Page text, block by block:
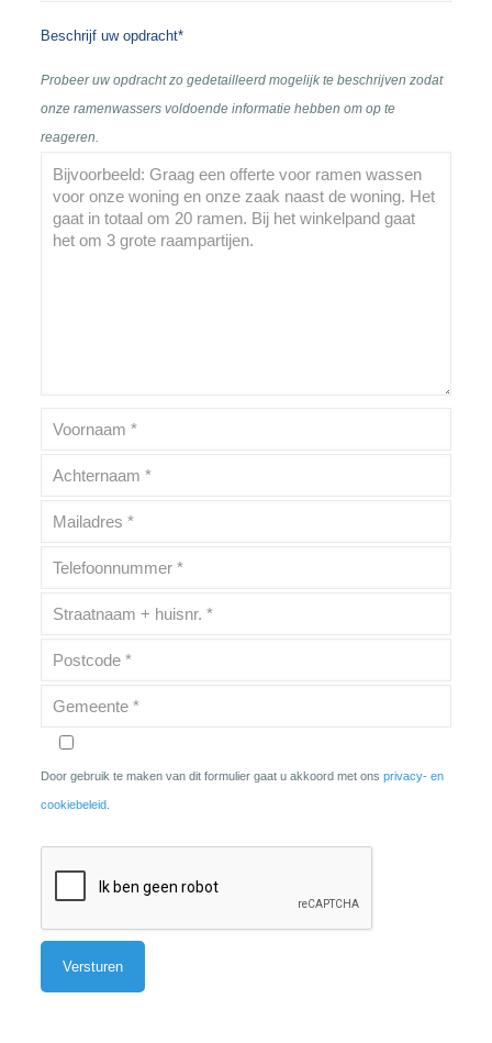
Beschrijf uw opdracht*
Probeer uw opdracht zo gedetailleerd mogelijk te beschrijven zodat
onze ramenwassers voldoende informatie hebben om op te
reageren.
Door gebruik te maken van dit formulier gaat u akkoord met ons privacy- en
cookiebeleid.